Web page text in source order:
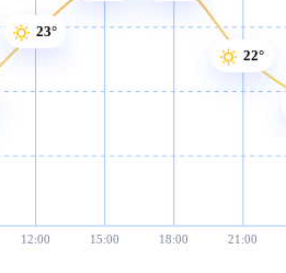
12:00 15:00 18:00 21:00
23°
22°